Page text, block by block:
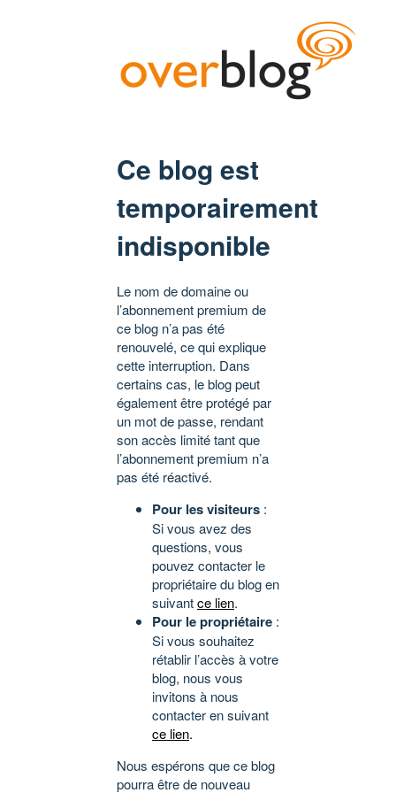
Ce blog est
temporairement
indisponible
Le nom de domaine ou
l’abonnement premium de
ce blog n’a pas été
renouvelé, ce qui explique
cette interruption. Dans
certains cas, le blog peut
également être protégé par
un mot de passe, rendant
son accès limité tant que
l’abonnement premium n’a
pas été réactivé.
Pour les visiteurs :
Si vous avez des
questions, vous
pouvez contacter le
propriétaire du blog en
suivantce lien.
Pour le propriétaire :
Si vous souhaitez
rétablir l’accès à votre
blog, nous vous
invitons à nous
contacter en suivant
ce lien.
Nous espérons que ce blog
pourra être de nouveau